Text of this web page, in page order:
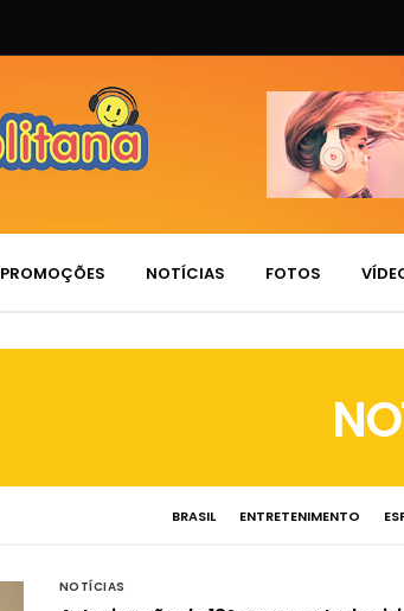
PROMOÇÕES NOTÍCIAS FOTOS
BRASIL ENTRETENIMENTO
NOTÍCIAS